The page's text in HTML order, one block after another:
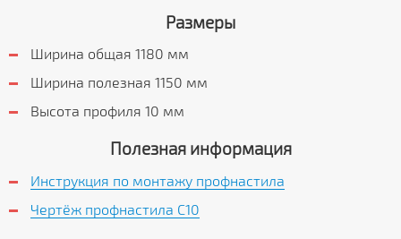
Размеры
Ширина общая 1180 мм
Ширина полезная 1150 мм
Высота профиля 10 мм
Полезная информация
Инструкция по монтажу профнастила
Чертёж профнастила C10